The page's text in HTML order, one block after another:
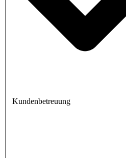
Kundenbetreuung